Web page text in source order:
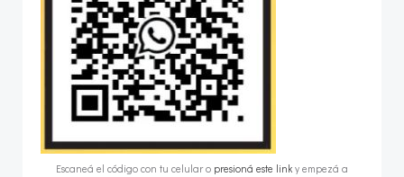
Escaneá el código con tu celular o presioná este link y empezá a